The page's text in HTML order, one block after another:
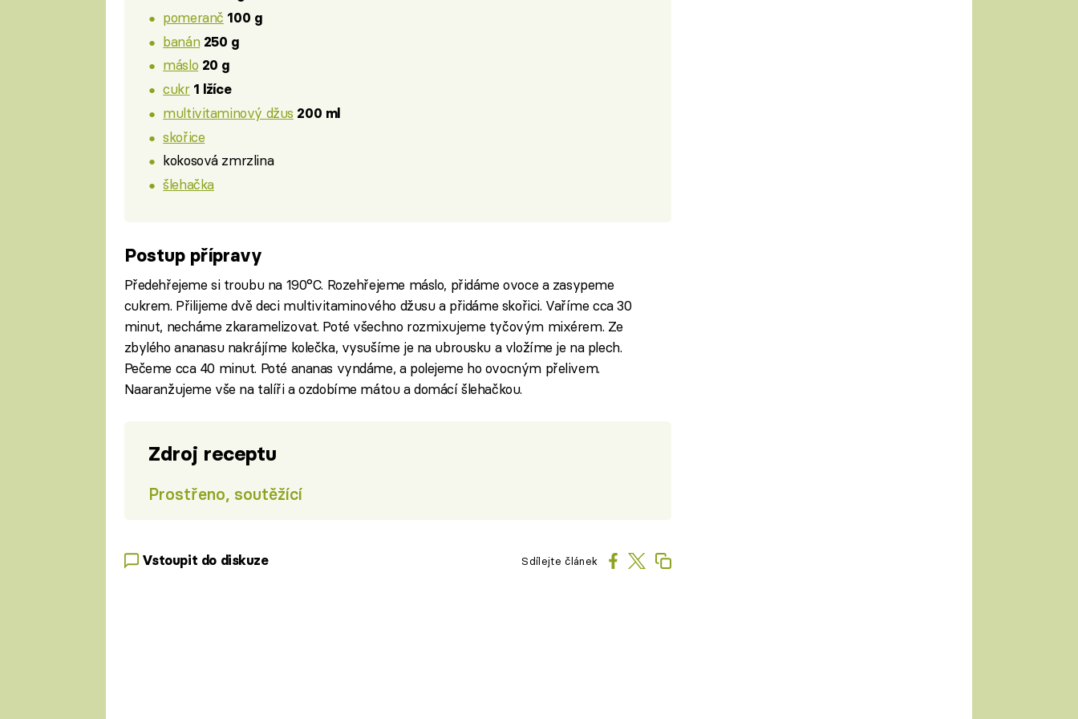
pomeranč 100 g
banán 250 g
máslo 20 g
cukr 1 lžíce
multivitaminový džus 200 ml
skořice
kokosová zmrzlina
šlehačka
Postup přípravy
Předehřejeme si troubu na 190°C. Rozehřejeme máslo, přidáme ovoce a zasypeme
cukrem. Přilijeme dvě deci multivitaminového džusu a přidáme skořici. Vaříme cca 30
minut, necháme zkaramelizovat. Poté všechno rozmixujeme tyčovým mixérem. Ze
zbylého ananasu nakrájíme kolečka, vysušíme je na ubrousku a vložíme je na plech.
Pečeme cca 40 minut. Poté ananas vyndáme, a polejeme ho ovocným přelivem.
Naaranžujeme vše na talíři a ozdobíme mátou a domácí šlehačkou.
Zdroj receptu
Prostřeno, soutěžící
Vstoupit do diskuze Sdílejte článek